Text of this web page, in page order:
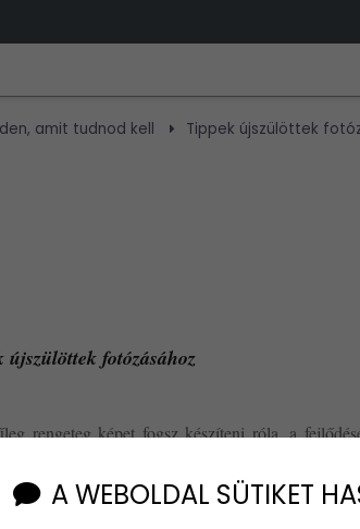
amit tudnod kell Tippek újszülöttek
fotózásához
rengeteg képet fogsz készíteni róla, a
hogy megörökítsd a csodát.
fog!
A WEBOLDAL SÜTIKET